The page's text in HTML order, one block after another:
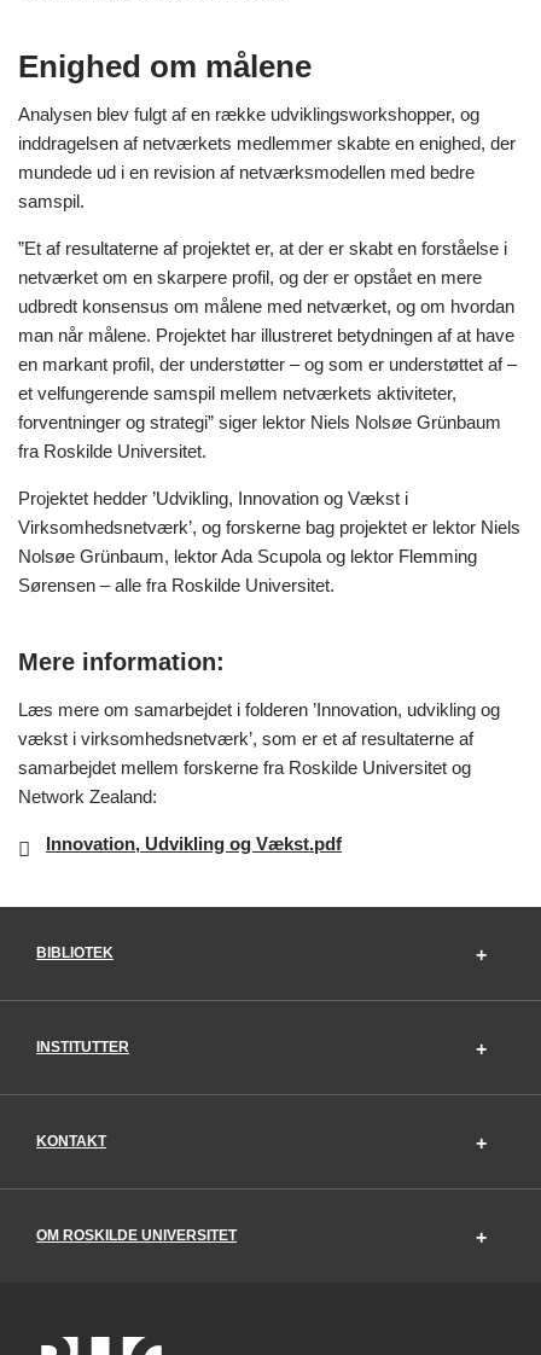
Enighed om målene
Analysen blev fulgt af en række udviklingsworkshopper, og
inddragelsen af netværkets medlemmer skabte en enighed, der
mundede ud i en revision af netværksmodellen med bedre
samspil.
”Et af resultaterne af projektet er, at der er skabt en forståelse i
netværket om en skarpere profil, og der er opstået en mere
udbredt konsensus om målene med netværket, og om hvordan
man når målene. Projektet har illustreret betydningen af at have
en markant profil, der understøtter – og som er understøttet af –
et velfungerende samspil mellem netværkets aktiviteter,
forventninger og strategi” siger lektor Niels Nolsøe Grünbaum
fra Roskilde Universitet.
Projektet hedder ’Udvikling, Innovation og Vækst i
Virksomhedsnetværk’, og forskerne bag projektet er lektor Niels
Nolsøe Grünbaum, lektor Ada Scupola og lektor Flemming
Sørensen – alle fra Roskilde Universitet.
Mere information:
Læs mere om samarbejdet i folderen ’Innovation, udvikling og
vækst i virksomhedsnetværk’, som er et af resultaterne af
samarbejdet mellem forskerne fra Roskilde Universitet og
Network Zealand:
Innovation, Udvikling og Vækst.pdf
BIBLIOTEK
INSTITUTTER
KONTAKT
OM ROSKILDE UNIVERSITET